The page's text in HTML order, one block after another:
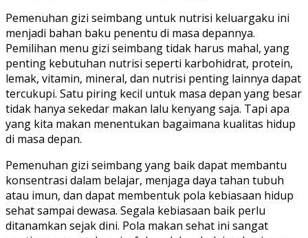
Pemenuhan gizi seimbang untuk nutrisi keluargaku ini
menjadi bahan baku penentu di masa depannya.
Pemilihan menu gizi seimbang tidak harus mahal, yang
penting kebutuhan nutrisi seperti karbohidrat, protein,
lemak, vitamin, mineral, dan nutrisi penting lainnya dapat
tercukupi. Satu piring kecil untuk masa depan yang besar
tidak hanya sekedar makan lalu kenyang saja. Tapi apa
yang kita makan menentukan bagaimana kualitas hidup
di masa depan.
Pemenuhan gizi seimbang yang baik dapat membantu
konsentrasi dalam belajar, menjaga daya tahan tubuh
atau imun, dan dapat membentuk pola kebiasaan hidup
sehat sampai dewasa. Segala kebiasaan baik perlu
ditanamkan sejak dini. Pola makan sehat ini sangat